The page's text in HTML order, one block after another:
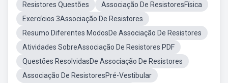
Resistores Questões
Associação De ResistoresFísica
Exercícios 3Associação De Resistores
Resumo Diferentes ModosDe Associação De Resistores
Atividades SobreAssociação De Resistores PDF
Questões ResolvidasDe Associação De Resistores
Associação De ResistoresPré-Vestibular